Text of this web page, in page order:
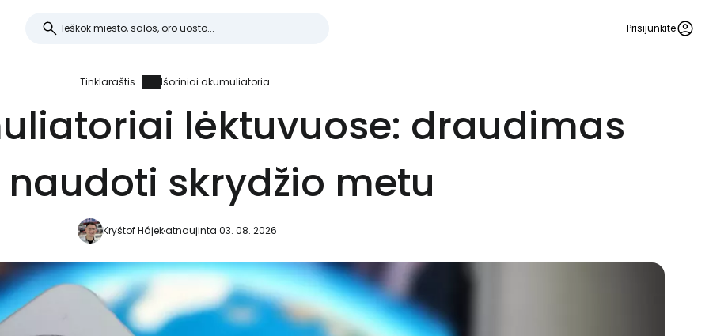
Prisijunkite
Tinklaraštis Išoriniai akumuliatoriai lėktuvuose: draudimas juos naudoti skrydžio metu
lėktuvuose: draudimas
skrydžio metu
Kryštof Hájekatnaujinta 03. 08. 2026